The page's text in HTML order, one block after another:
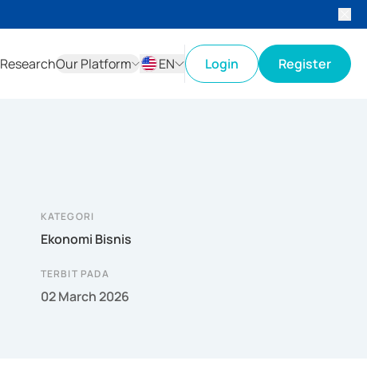
ResearchOur Platform
EN
Login Register
KATEGORI
Ekonomi Bisnis
TERBIT PADA
02 March 2026